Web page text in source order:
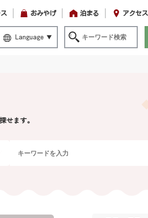
おみやげ 泊まる アクセス
Language
せます。